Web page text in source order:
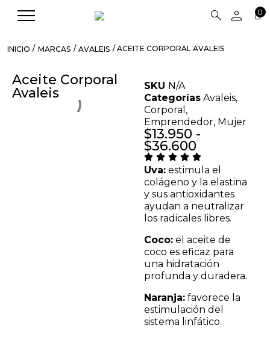
search person 0
INICIO / MARCAS / AVALEIS / ACEITE CORPORAL AVALEIS
Aceite Corporal
Avaleis
SKU N/A
Categorías Avaleis,
Corporal ,
Emprendedor, Mujer
$13.950 -
$36.600
Uva: estimula el
colágeno y la elastina
y sus antioxidantes
ayudan a neutralizar
los radicales libres.
Coco: el aceite de
coco es eficaz para
una hidratación
profunda y duradera.
Naranja: favorece la
estimulación del
sistema linfático.